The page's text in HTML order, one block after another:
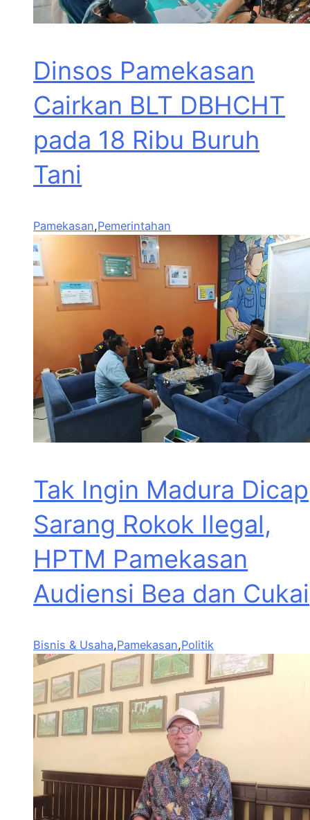
Dinsos Pamekasan
Cairkan BLT DBHCHT
pada 18 Ribu Buruh
Tani
Pamekasan,Pemerintahan
Tak Ingin Madura Dicap
Sarang Rokok Ilegal,
HPTM Pamekasan
Audiensi Bea dan Cukai
Bisnis & Usaha,Pamekasan,Politik